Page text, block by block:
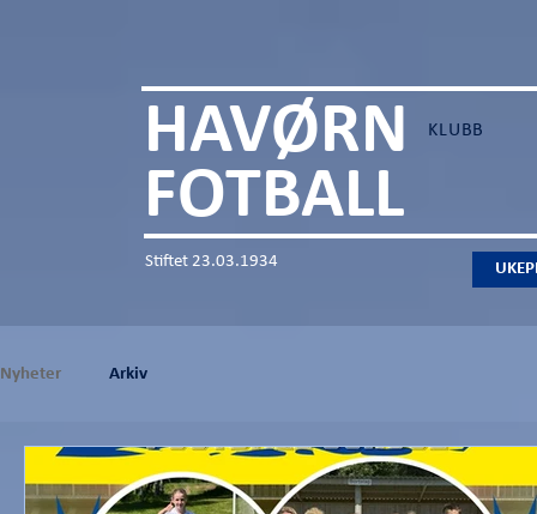
HAVØRN
FOTBALL
KLUBB
Stiftet 23.03.1934
Nyheter Arkiv